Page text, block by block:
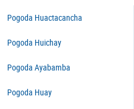
Pogoda Huactacancha
Pogoda Huichay
Pogoda Ayabamba
Pogoda Huay